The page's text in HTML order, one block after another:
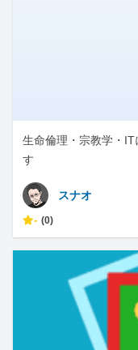
生命倫理・宗教学・
す
スナオ
- (0)